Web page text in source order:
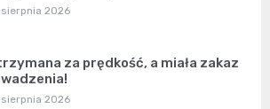
sierpnia 2026
za prędkość, a miała zakaz
sierpnia 2026